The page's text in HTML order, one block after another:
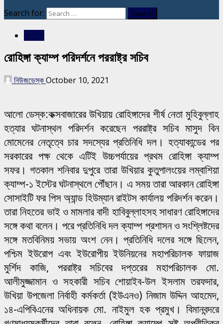
Search for:
রোহিঙ্গা ক্যাম্প পরিদর্শনে পররাষ্ট্র সচিব
নিউজডেস্কOctober 10, 2021
আলো ডেস্ক:কক্সবাজারের উখিয়ায় রোহিঙ্গাদের শীর্ষ নেতা মুহিবুল্লাহ
হত্যার ঘটনাস্থল পরিদর্শন করেছেন পররাষ্ট্র সচিব মাসুদ বিন
মোমেনের নেতৃত্বে চার সদস্যের প্রতিনিধি দল। হত্যাকান্ডের পর
সরকারের পক্ষ থেকে এটিই উচ্চপর্যায়ের প্রথম রোহিঙ্গা ক্যাম্প
সফর। গতকাল শনিবার দুপুরে তারা উখিয়ার কুতুপালংয়ের লম্বাশিয়া
ক্যাম্প-১ ইস্টের ঘটনাস্থলে পৌঁছান। এ সময় তারা আরকান রোহিঙ্গা
সোসাইটি ফর পিস অ্যান্ড হিউম্যান রাইটস কার্যালয় পরিদর্শন করেন।
তারা নিহতের ভাই ও মামলার বাদী হাবিবুল্লাহসহ সাধারণ রোহিঙ্গাদের
সঙ্গে কথা বলেন। পরে প্রতিনিধি দল ক্যাম্প প্রশাসন ও সংশ্লিষ্টদের
সঙ্গে মতবিনিময় সভায় অংশ নেন। প্রতিনিধি দলের সঙ্গে ছিলেন,
পশ্চিম ইউরোপ এবং ইউরোপীয় ইউনিয়নের মহাপরিচালক ফায়াজ
মুর্শিদ কাজি, পররাষ্ট্র সচিবের দপ্তরের মহাপরিচালক মো.
আলীমুজ্জামান ও সহকারী সচিব শোয়াইব-উল ইসলাম তরফদার,
উখিয়া উপজেলা নির্বাহী কর্মকর্তা (ইউএনও) নিজাম উদ্দিন আহমেদ,
১৪-এপিবিএনের অধিনায়ক মো. নাইমুল হক প্রমুখ। বিমানবন্দরে